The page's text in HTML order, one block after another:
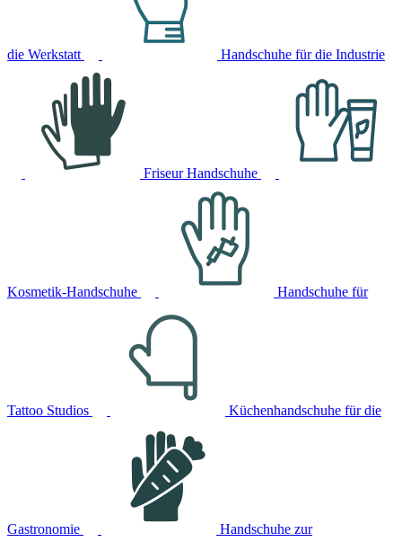
die Werkstatt Handschuhe für die Industrie
Friseur Handschuhe
Kosmetik-Handschuhe Handschuhe für
Tattoo Studios Küchenhandschuhe für die
Gastronomie Handschuhe zur